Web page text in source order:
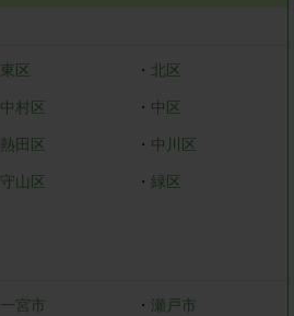
東区 ・ 北区
中村区 ・ 中区
熱田区 ・ 中川区
守山区 ・ 緑区
一宮市 ・瀬戸市